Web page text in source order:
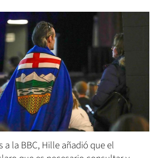
a la BBC, Hille añadió que el